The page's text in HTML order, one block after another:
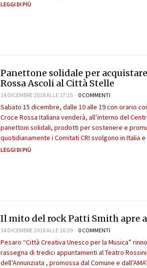
LEGGI DI PIÙ
Panettone solidale per
Rossa Ascoli al Città Stelle
14 DICEMBRE 2018 ALLE 17:15 0 COMMENTI
Sabato 15 dicembre, dalle 10 alle 19 con orario
Croce Rossa Italiana venderà, all’interno del
panettoni solidali, prodotti per sostenere e
quotidianamente i Comitati CRI svolgono in Italia
LEGGI DI PIÙ
Il mito del rock Patti Smith apre
14 DICEMBRE 2018 ALLE 16:39 0 COMMENTI
Pesaro “Città Creativa Unesco per la Musica”
rassegna di tredici appuntamenti al Teatro
dell’Annunziata , promossa dal Comune e